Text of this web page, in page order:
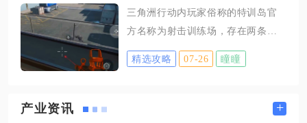
破，同时开启宝石镶嵌槽，依据职业
特性选择宝石，输出职业优先搭配
低，城墙层数稀少，不需要高阶部
队就能轻松破阵，核心思路就是用
低成本人海兵种平推敌方外置建
密集区域，最大化掠夺收益同时减
三角洲行动内玩家俗称的特训岛官
方名称为射击训练场，存在两条稳
定可直接进入的固定通道，第一条
是改枪台快捷入口，第二条是烽火
条路径均可无消耗自由进入，不存
精选攻略 07-26 瞳瞳
产业资讯 +